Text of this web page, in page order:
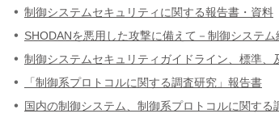
制御システムセキュリティに関する報告書・資料
SHODANを悪用した攻撃に備えて－制御システム
制御システムセキュリティガイドライン、標準
「制御系プロトコルに関する調査研究」報告書
国内の制御システム、制御系プロトコルに関する